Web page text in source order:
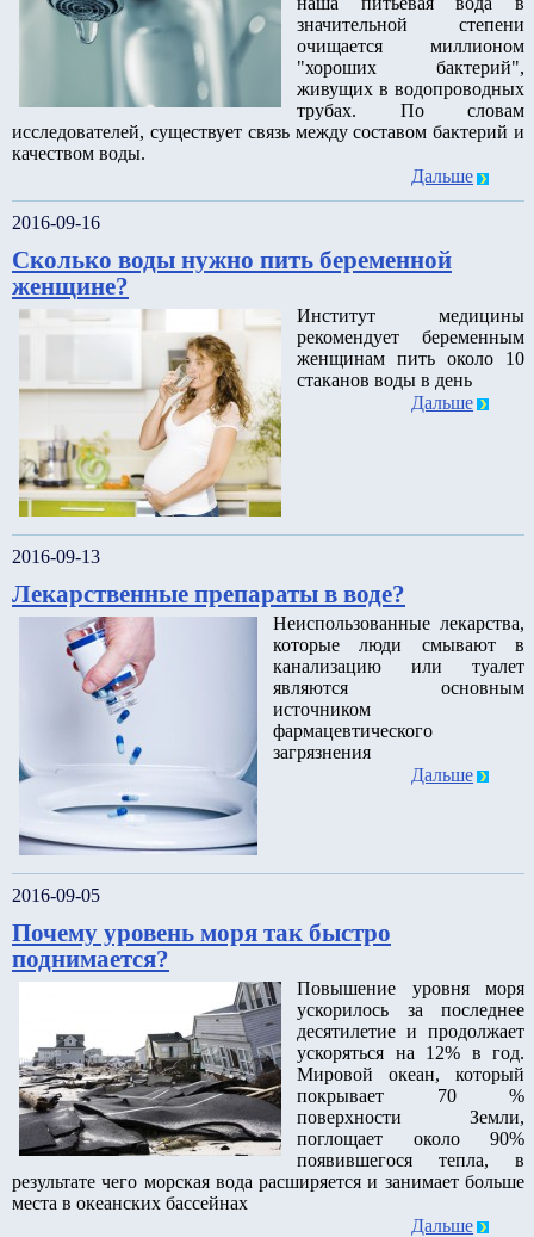
значительной степени
очищается миллионом
"хороших бактерий",
живущих в водопроводных
трубах. По словам
исследователей, существует связь между составом бактерий и
качеством воды.
Дальше
2016-09-16
Сколько воды нужно пить беременной
женщине?
Институт медицины
рекомендует беременным
женщинам пить около 10
стаканов воды в день
Дальше
2016-09-13
Лекарственные препараты в воде?
Неиспользованные лекарства,
которые люди смывают в
канализацию или туалет
являются основным
источником
фармацевтического
загрязнения
Дальше
2016-09-05
Почему уровень моря так быстро
поднимается?
Повышение уровня моря
ускорилось за последнее
десятилетие и продолжает
ускоряться на 12% в год.
Мировой океан, который
покрывает 70 %
поверхности Земли,
поглощает около 90%
появившегося тепла, в
результате чего морская вода расширяется и занимает больше
места в океанских бассейнах
Дальше